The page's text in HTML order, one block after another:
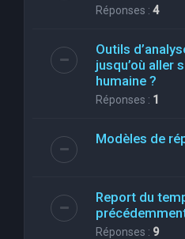
Réponses : 4
Outils
jusqu’où aller
humaine ?
Réponses : 1
Modèles de
Report du
Réponses : 9